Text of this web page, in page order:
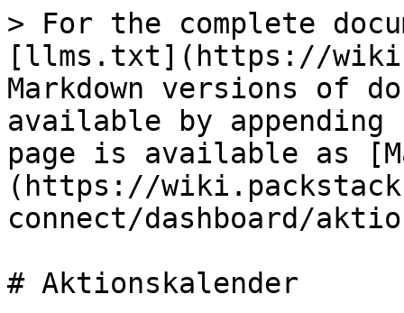
> For the complete
[llms.txt](https://
Markdown versions of
available by
page is available as
(https://
connect/dashboard/
# Aktionskalender